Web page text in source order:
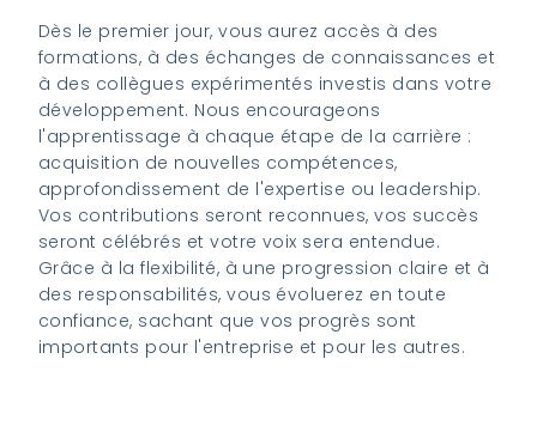
Dès le premier jour, vous aurez accès à des
formations, à des échanges de connaissances et
à des collègues expérimentés investis dans votre
développement. Nous encourageons
l'apprentissage à chaque étape de la carrière :
acquisition de nouvelles compétences,
approfondissement de l'expertise ou leadership.
Vos contributions seront reconnues, vos succès
seront célébrés et votre voix sera entendue.
Grâce à la flexibilité, à une progression claire et à
des responsabilités, vous évoluerez en toute
confiance, sachant que vos progrès sont
importants pour l'entreprise et pour les autres.